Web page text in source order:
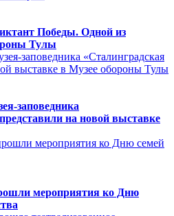
Победы. Одной из
Тулы
заповедника
на новой выставке
мероприятия ко Дню